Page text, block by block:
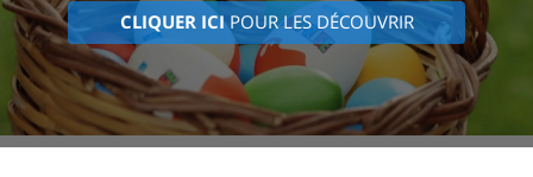
CLIQUER ICIPOUR LES DÉCOUVRIR